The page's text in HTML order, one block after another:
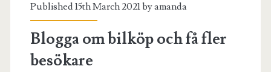
Published 15th March 2021 byamanda
Blogga om bilköp och få fler
besökare